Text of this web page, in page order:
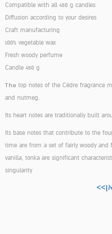
Compatible with all 450 g candles
Diffusion according to your desires
Craft manufacturing
100% vegetable wax
Fresh woody perfume
Candle 450 g
The top notes of the Cèdre fragrance
and nutmeg.
Its heart notes are traditionally built
Its base notes that contribute to the
time are from a set of fairly woody and
vanilla, tonka are significant
singularity